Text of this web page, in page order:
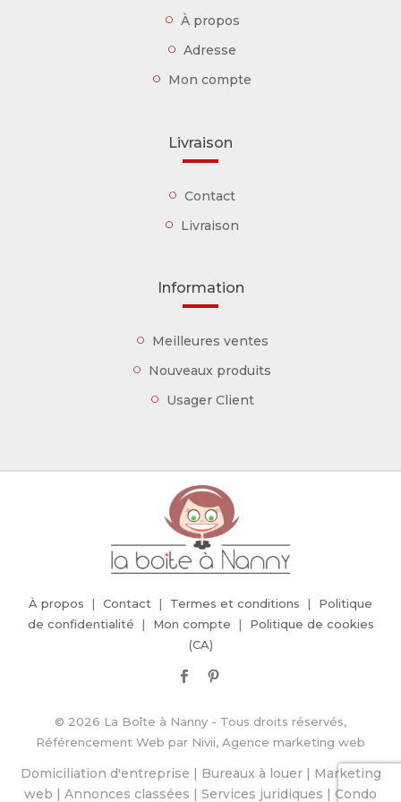
À propos
Adresse
Mon compte
Livraison
Contact
Livraison
Information
Meilleures ventes
Nouveaux produits
Usager Client
À propos Contact Termes et conditions
Politique
de confidentialité
Mon compte
Politique de cookies
(CA)
© 2026 La Boîte à Nanny - Tous droits réservés,
Référencement Web par Nivii, Agence marketing web
Domiciliation d'entreprise | Bureaux à louer| Marketing
web | Annonces classées | Services juridiques | Condo